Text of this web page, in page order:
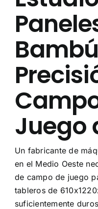
Productos
Certificaciones
Envíos
Acerca de Nosotros
Contáctenos
Juego
Un fabricante de
en el Medio Oeste
de campo de juego
tableros de
suficientemente